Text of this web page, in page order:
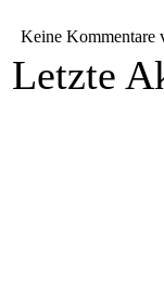
Keine Kommentare
Letzte